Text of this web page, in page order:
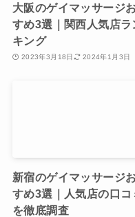
大阪のゲイマッサージ
すめ3選｜関西人気店ラ
キング
2023年3月18日 2024年1月3日
新宿のゲイマッサージ
すめ3選｜人気店の口コ
を徹底調査